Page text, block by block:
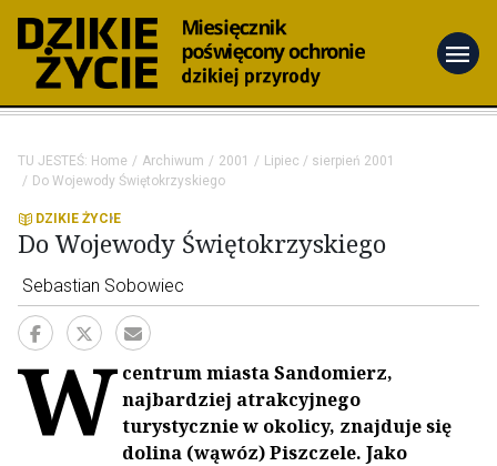
menu
TU JESTEŚ: Home Archiwum 2001
Lipiec / sierpień 2001
Do Wojewody Świętokrzyskiego
DZIKIE ŻYCIE
Do Wojewody Świętokrzyskiego
Sebastian Sobowiec
W centrum miasta Sandomierz,
najbardziej atrak­cyjnego
turystycznie w okolicy, znajduje się
dolina (wąwóz) Piszczele. Jako